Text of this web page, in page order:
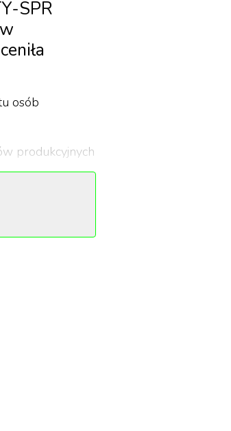
SPR
osób
produkcyjnych
Produkcja, w